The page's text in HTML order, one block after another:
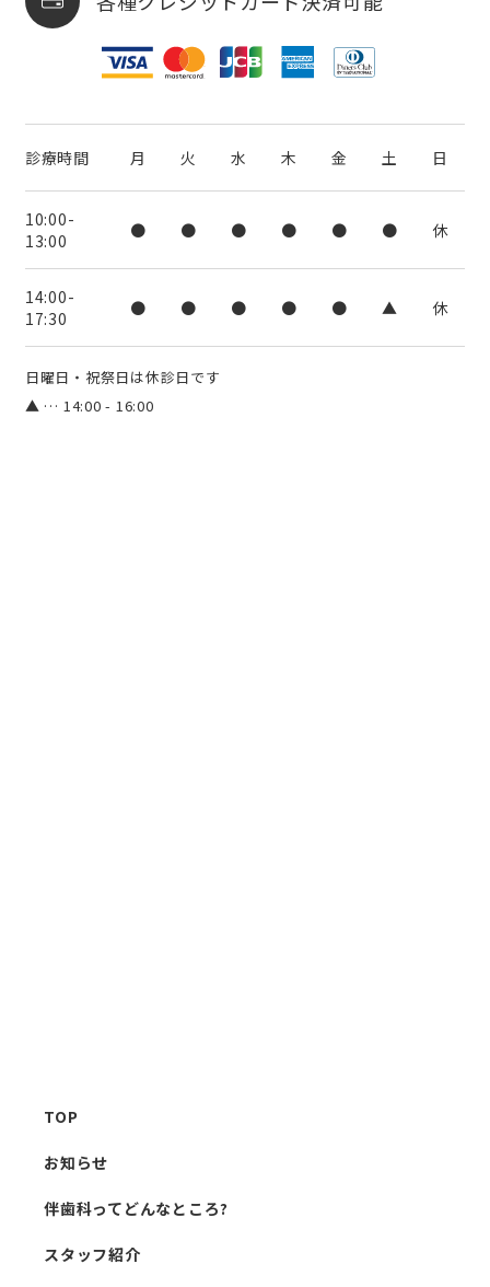
診療時間 月 火 水 木 金 土 日
10:00-
13:00
● ● ● ● ● ● 休
14:00-
17:30
● ● ● ● ● ▲ 休
日曜日・祝祭日は休診日です
▲ … 14:00 - 16:00
TOP
お知らせ
伴歯科ってどんなところ?
スタッフ紹介